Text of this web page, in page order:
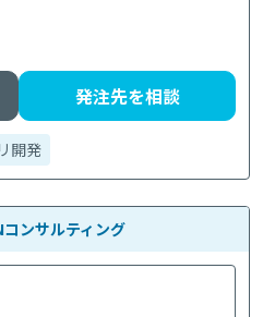
発注先を相談
開発
ンサルティング